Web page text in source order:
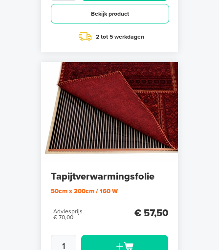
Bekijk product
2 tot 5 werkdagen
Tapijtverwarmingsfolie
50cm x 200cm / 160 W
Adviesprijs
€ 70,00
€ 57,50